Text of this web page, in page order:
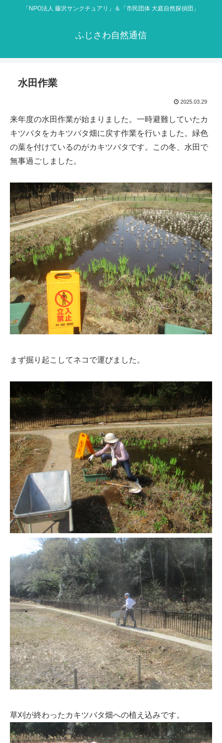
「NPO法人 藤沢サンクチュアリ」＆「市民団体 大庭自然探偵団」
ふじさわ自然通信
水田作業
2025.03.29
来年度の水田作業が始まりました。一時避難していたカ
キツバタをカキツバタ畑に戻す作業を行いました。緑色
の葉を付けているのがカキツバタです。この冬、水田で
無事過ごしました。
まず掘り起こしてネコで運びました。
草刈が終わったカキツバタ畑への植え込みです。